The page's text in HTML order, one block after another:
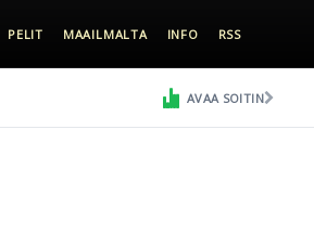
PELIT MAAILMALTA INFO RSS
AVAA SOITIN